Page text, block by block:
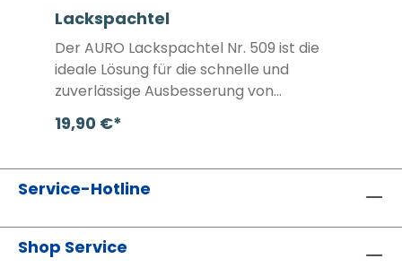
Lackspachtel
Der AURO Lackspachtel Nr. 509 ist die
ideale Lösung für die schnelle und
zuverlässige Ausbesserung von
Holzoberflächen. Dank seiner hohen
Haftfestigkeit lassen sich Risse, Fugen
ausgleichen. Der Spachtel ist
wasserbasiert und sowohl für den Innen-
seiner schnellen Trocknung sorgt er für
19,90 €*
Service-Hotline
Shop Service